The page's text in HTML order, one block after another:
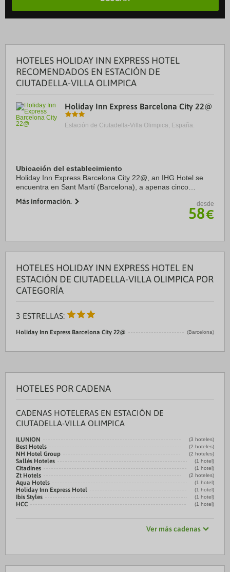
HOTELES HOLIDAY INN EXPRESS HOTEL
RECOMENDADOS EN ESTACIÓN DE
CIUTADELLA-VILLA OLIMPICA
Holiday Inn Express Barcelona City 22@
Estación de Ciutadella-Villa Olimpica, España.
Ubicación del establecimiento
Holiday Inn Express Barcelona City 22@, an IHG Hotel se
encuentra en Sant Martí (Barcelona), a apenas cinco
Sagrada Familia. Además, este hotel se ...
Más información. desde
58€
HOTELES HOLIDAY INN EXPRESS HOTEL EN
ESTACIÓN DE CIUTADELLA-VILLA OLIMPICA POR
CATEGORÍA
3 ESTRELLAS:
Holiday Inn Express Barcelona City 22@ (Barcelona)
HOTELES POR CADENA
CADENAS HOTELERAS EN ESTACIÓN DE
CIUTADELLA-VILLA OLIMPICA
ILUNION (3 hoteles)
Best Hotels (2 hoteles)
NH Hotel Group (2 hoteles)
Sallés Hoteles (1 hotel)
Citadines (1 hotel)
Zt Hotels (2 hoteles)
Aqua Hotels (1 hotel)
Holiday Inn Express Hotel (1 hotel)
Ibis Styles (1 hotel)
HCC (1 hotel)
Ver más cadenas